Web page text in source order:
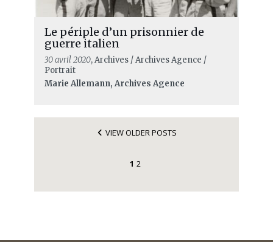
Le périple d’un prisonnier de
guerre italien
30 avril 2020, Archives / Archives Agence /
Portrait
Marie Allemann, Archives Agence
VIEW OLDER POSTS
1 2